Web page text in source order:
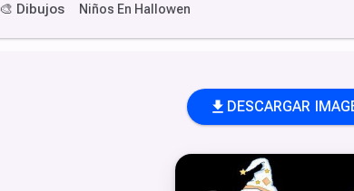
🎨 Dibujos Niños En Hallowen
DESCARGAR